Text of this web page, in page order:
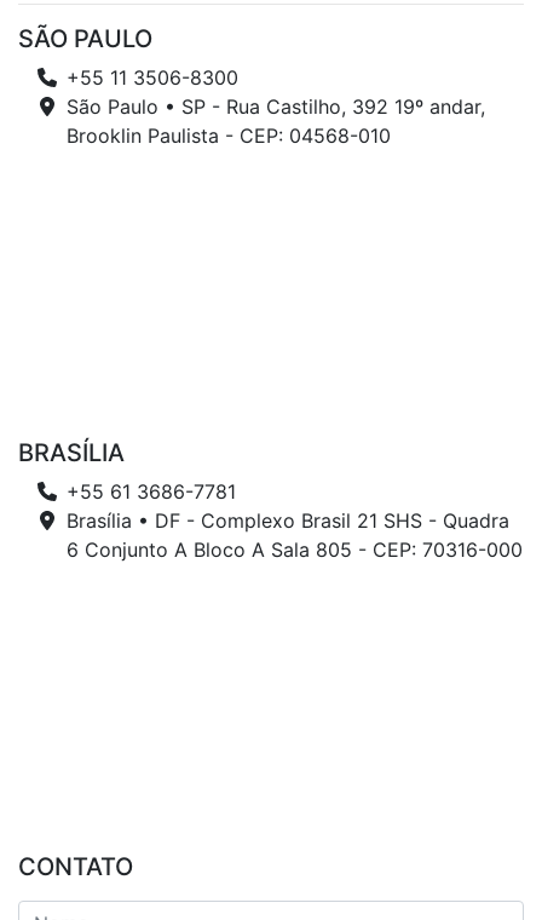
SÃO PAULO
+55 11 3506-8300
São Paulo • SP - Rua Castilho, 392 19º andar,
Brooklin Paulista - CEP: 04568-010
BRASÍLIA
+55 61 3686-7781
Brasília • DF - Complexo Brasil 21 SHS - Quadra
6 Conjunto A Bloco A Sala 805 - CEP: 70316-000
CONTATO